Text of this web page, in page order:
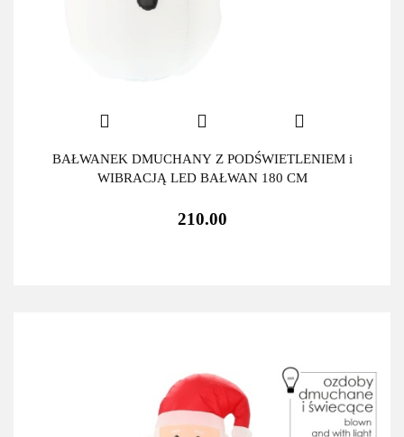
BAŁWANEK DMUCHANY Z PODŚWIETLENIEM i
WIBRACJĄ LED BAŁWAN 180 CM
210.00